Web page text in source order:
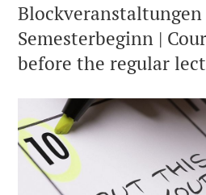
Semesterbeginn |
before the regular